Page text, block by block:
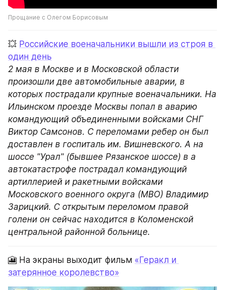
Прощание с Олегом Борисовым
💥 Российские военачальники вышли из строя в
один день
2 мая в Москве и в Московской области
произошли две автомобильные аварии, в
которых пострадали крупные военачальники. На
Ильинском проезде Москвы попал в аварию
командующий объединенными войсками СНГ
Виктор Самсонов. С переломами ребер он был
доставлен в госпиталь им. Вишневского. А на
шоссе "Урал" (бывшее Рязанское шоссе) в а
автокатастрофе пострадал командующий
артиллерией и ракетными войсками
Московского военного округа (МВО) Владимир
Зарицкий. С открытым переломом правой
голени он сейчас находится в Коломенской
центральной районной больнице.
🎦 На экраны выходит фильм «Геракл и
затерянное королевство»